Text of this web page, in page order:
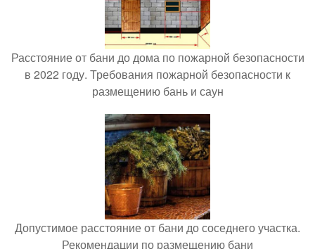
Расстояние от бани до дома по пожарной безопасности
в 2022 году. Требования пожарной безопасности к
размещению бань и саун
Допустимое расстояние от бани до соседнего участка.
Рекомендации по размещению бани